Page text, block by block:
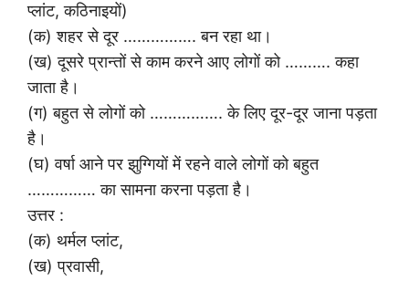
प्लांट, कठिनाइयों)
(क) शहर से दूर ……………. बन रहा था।
(ख) दूसरे प्रान्तों से काम करने आए लोगों को ………. कहा
जाता है।
(ग) बहुत से लोगों को ……………. के लिए दूर-दूर जाना पड़ता
है।
(घ) वर्षा आने पर झुग्गियों में रहने वाले लोगों को बहुत
…………… का सामना करना पड़ता है।
उत्तर :
(क) थर्मल प्लांट,
(ख) प्रवासी,